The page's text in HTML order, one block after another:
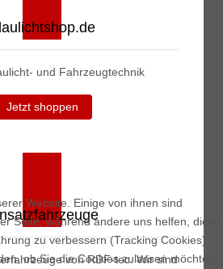
und Fahrzeugtechnik
Jetzt shoppen
von RDF-tec. Wir sind
Website. Einige von ihnen sind
Seite, während andere uns helfen, diese
zu verbessern (Tracking Cookies).
ob Sie die Cookies zulassen möchten.